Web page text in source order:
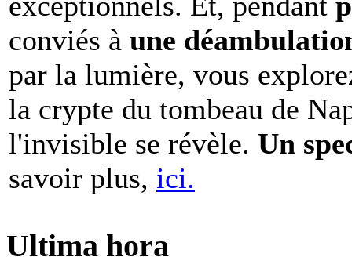
conviés à une
par la lumière, vous
la crypte du tombeau de
l'invisible se révèle. Un
savoir plus, ici.
Ultima hora